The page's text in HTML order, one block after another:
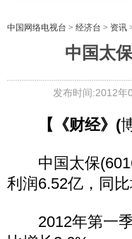
中国网络电视台 > 经济台 > 资讯
中国太
发布时间:2012年
【《财经》(
中国太保
利润6.52亿，同比
2012年第一季